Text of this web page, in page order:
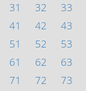
31
32 33
41
42 43
51
52 53
61
62 63
71
72 73